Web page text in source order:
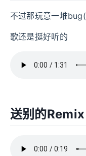
不过那玩意一堆bug(
歌还是挺好听的
送别的Remix